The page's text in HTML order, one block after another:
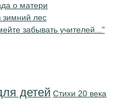
о матери
зимний лес
забывать учителей..."
детей Стихи 20 века